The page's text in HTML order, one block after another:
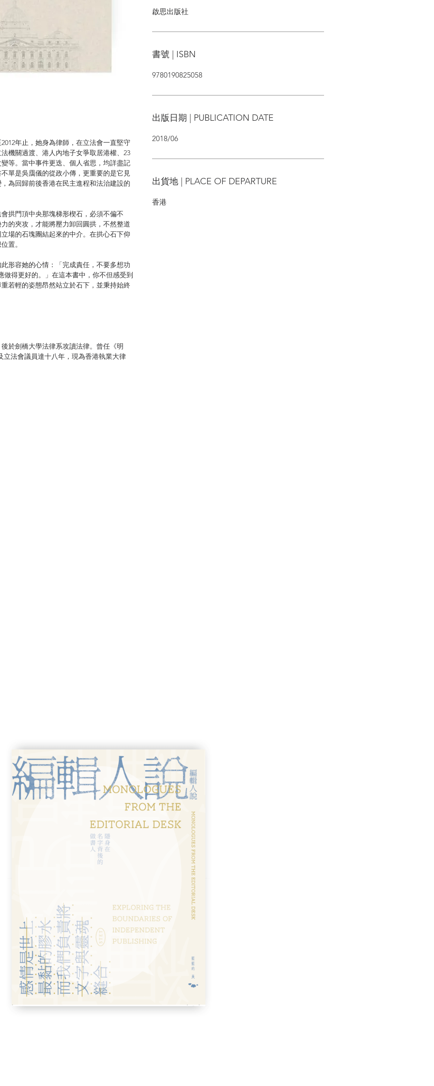
年止，她身為律師，在立法會一直堅守
機關過渡、港人內地子女爭取居港權、23
等。當中事件更迭、個人省思，均詳盡記
單是吳靄儀的從政小傳，更重要的是它見
為回歸前後香港在民主進程和法治建設的
拱門頂中央那塊梯形楔石，必須不偏不
的夾攻，才能將壓力卸回圓拱，不然整道
場的石塊團結起來的中介。在拱心石下仰
置。
形容她的心情：「完成責任，不要多想功
得更好的。」在這本書中，你不但感受到
若輕的姿態昂然站立於石下，並秉持始終
於劍橋大學法律系攻讀法律。曾任《明
立法會議員達十八年，現為香港執業大律
啟思出版社
書號 | ISBN
9780190825058
出版日期 | PUBLICATION DATE
2018/06
出貨地 | PLACE OF DEPARTURE
香港